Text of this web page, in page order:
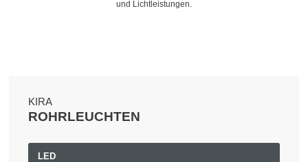
und Lichtleistungen.
KIRA
ROHRLEUCHTEN
LED